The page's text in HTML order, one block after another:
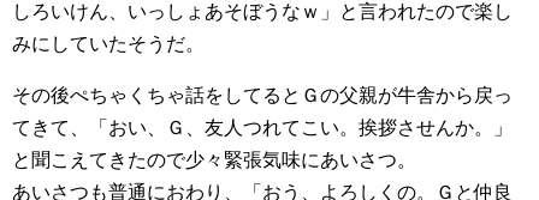
しろいけん、いっしょあそぼうなｗ」と言われたので楽し
みにしていたそうだ。
その後ぺちゃくちゃ話をしてるとＧの父親が牛舎から戻っ
てきて、「おい、Ｇ、友人つれてこい。挨拶させんか。」
と聞こえてきたので少々緊張気味にあいさつ。
あいさつも普通におわり、「おう、よろしくの。Ｇと仲良